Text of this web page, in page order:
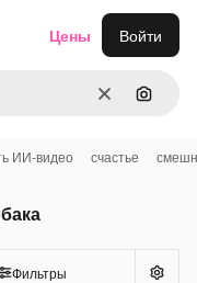
ОчиститьПоиск
Цены Войти
ИИ-видео счастье
Фильтры